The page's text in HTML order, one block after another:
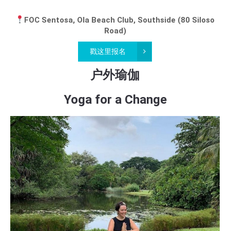
FOC Sentosa, Ola Beach Club, Southside (80 Siloso
Road)
戳这里报名
户外瑜伽
Yoga for a Change